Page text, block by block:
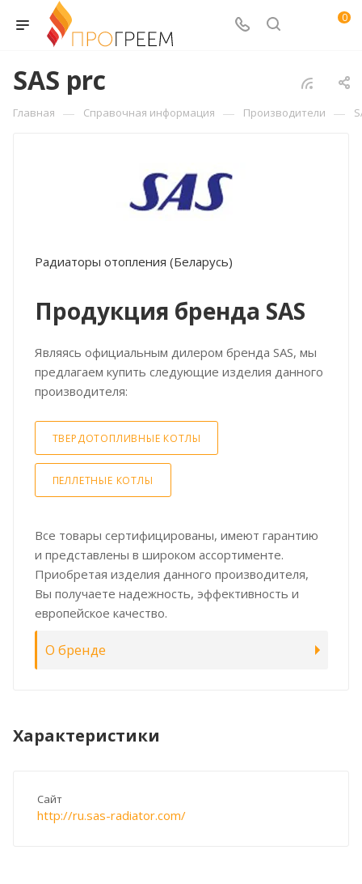
0
SAS prc
Главная — Справочная информация — Производители —
Радиаторы отопления (Беларусь)
Продукция бренда SAS
Являясь официальным дилером бренда SAS, мы
предлагаем купить следующие изделия данного
производителя:
ТВЕРДОТОПЛИВНЫЕ КОТЛЫ
ПЕЛЛЕТНЫЕ КОТЛЫ
Все товары сертифицированы, имеют гарантию
и представлены в широком ассортименте.
Приобретая изделия данного производителя,
Вы получаете надежность, эффективность и
европейское качество.
О бренде
Характеристики
Сайт
http://ru.sas-radiator.com/